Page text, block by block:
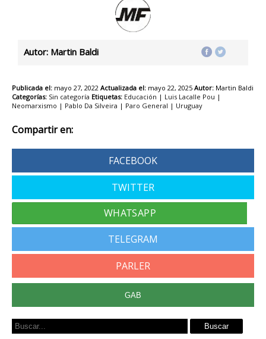
Autor: Martin Baldi
Publicada el: mayo 27, 2022 Actualizada el: mayo 22, 2025 Autor: Martin Baldi
Categorías: Sin categoría Etiquetas: Educación | Luis Lacalle Pou |
Neomarxismo | Pablo Da Silveira | Paro General | Uruguay
Compartir en:
FACEBOOK
TWITTER
TELEGRAM
PARLER
GAB